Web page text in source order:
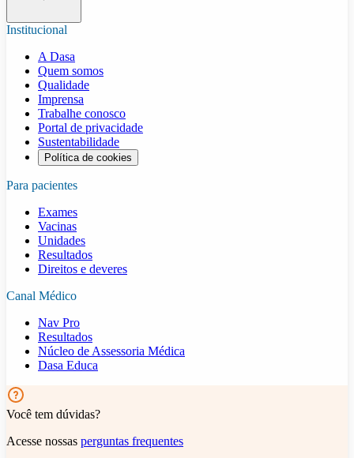
Institucional
A Dasa
Quem somos
Qualidade
Imprensa
Trabalhe conosco
Portal de privacidade
Sustentabilidade
Política de cookies
Para pacientes
Exames
Vacinas
Unidades
Resultados
Direitos e deveres
Canal Médico
Nav Pro
Resultados
Núcleo de Assessoria Médica
Dasa Educa
Você tem dúvidas?
Acesse nossas perguntas frequentes